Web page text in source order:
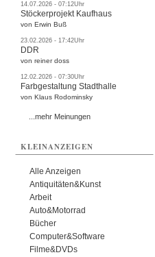
14.07.2026 - 07:12Uhr
Stöckerprojekt Kaufhaus
von Erwin Buß
23.02.2026 - 17:42Uhr
DDR
von reiner doss
12.02.2026 - 07:30Uhr
Farbgestaltung Stadthalle
von Klaus Rodominsky
...mehr Meinungen
KLEINANZEIGEN
Alle Anzeigen
Antiquitäten&Kunst
Arbeit
Auto&Motorrad
Bücher
Computer&Software
Filme&DVDs